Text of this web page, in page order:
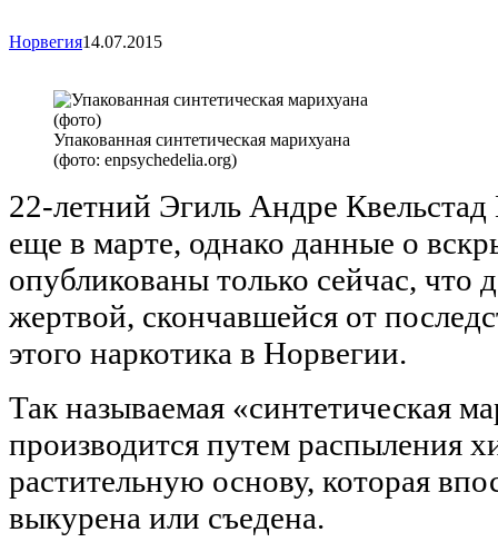
Норвегия14.07.2015
Упакованная синтетическая марихуана
(фото: enpsychedelia.org)
22-летний Эгиль Андре
еще в марте, однако данные о
опубликованы только сейчас, что
жертвой, скончавшейся от
этого наркотика в Норвегии.
Так называемая «синтетическая
производится путем распыления
растительную основу, которая
выкурена или съедена.